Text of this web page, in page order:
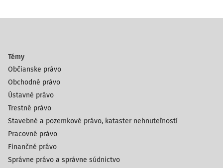
Témy
Občianske právo
Obchodné právo
Ústavné právo
Trestné právo
Stavebné a pozemkové právo, kataster nehnuteľností
Pracovné právo
Finančné právo
Správne právo a správne súdnictvo